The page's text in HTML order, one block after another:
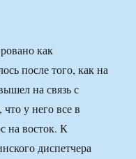
как
после того, как на
на связь с
у него все в
на восток. К
диспетчера